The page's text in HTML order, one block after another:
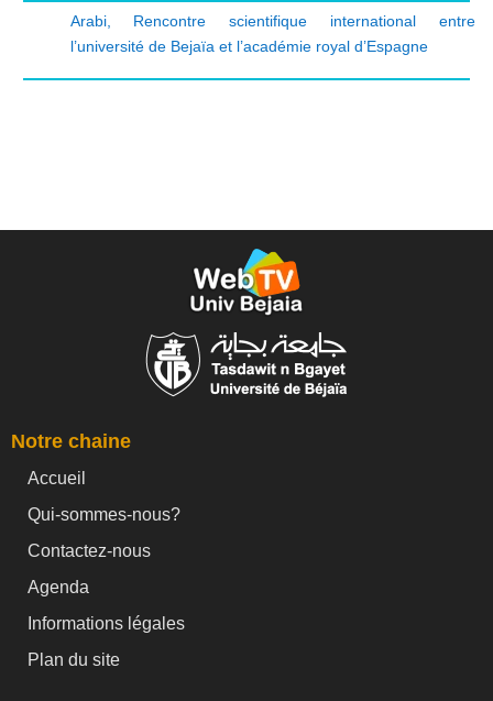
Arabi, Rencontre scientifique international entre
l’université de Bejaïa et l’académie royal d’Espagne
Notre chaine
Accueil
Qui-sommes-nous?
Contactez-nous
Agenda
Informations légales
Plan du site